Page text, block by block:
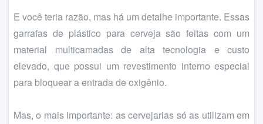
E você teria razão, mas há um detalhe importante. Essas
garrafas de plástico para cerveja são feitas com um
material multicamadas de alta tecnologia e custo
elevado, que possui um revestimento interno especial
para bloquear a entrada de oxigênio.
Mas, o mais importante: as cervejarias só as utilizam em